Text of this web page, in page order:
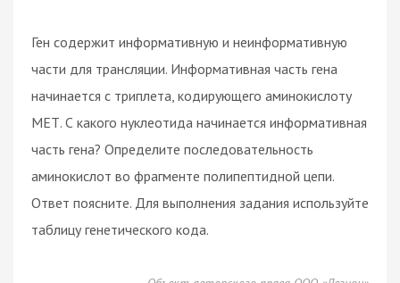
Ген содержит информативную и неинформативную
части для трансляции. Информативная часть гена
начинается с триплета, кодирующего аминокислоту
МЕТ. С какого нуклеотида начинается информативная
часть гена? Определите последовательность
аминокислот во фрагменте полипептидной цепи.
Ответ поясните. Для выполнения задания используйте
таблицу генетического кода.